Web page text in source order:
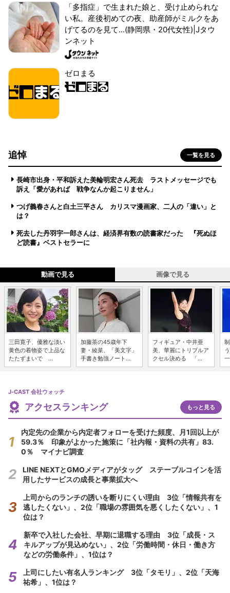
「多指症」で生まれた娘と、受け止められな
い私。産後初めての夜、助産師がミルクをあ
げてるのを見て...(静岡県・20代女性)|Jタウ
ンネット
ゼロまる
追悼 一覧を見る
長崎市出身・平和訴えた美輪明宏さん死去 ラストメッセージでも
訴え「愛があれば 戦争なんか起こりません」
つげ義春さんと白土三平さん カリスマ漫画家、二人の「違い」と
は？
死去した丹羽宇一郎さんは、経済界有数の読書家だった 『死ぬほ
ど読書』ベストセラーに
動画で見る 画像で見る
三田寛子、優雅な淡い
黄色の着物姿で上品な
たたずまいで ...
加藤茶の45歳年下
妻・綾菜、「美文字」
手書き勉強ノート...
フィギュア・中井亜
美、華麗にトリプルア
クセル決める 「...
J-CAST 会社ウォッチ
アクセスランキング もっと見る
内定先の企業から内定者フォローを受けた頻度、月1回以上が
59.3％ 印象がよかった施策に「社内報・資料の共有」83.
0％ マイナビ調査
LINE NEXTとGMOメディアがタッグ ステーブルコインを活
用したサービスの成長と事業拡大へ
上司からのランチの誘いを断りにくい理由 3位「情報共有を
逃したくない」、2位「職場の雰囲気を悪くしたくない」、1
位は？
新卒で入社した会社、早期に退職する理由 3位「成長・ス
キルアップが見込めない」、2位「労働時間・休日・働き方
などの労働条件」、1位は？
上司にしたい有名人ランキング 3位「タモリ」、2位「天海
祐希」、1位は？